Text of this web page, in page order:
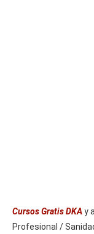
Cursos Gratis DKAy
Profesional /